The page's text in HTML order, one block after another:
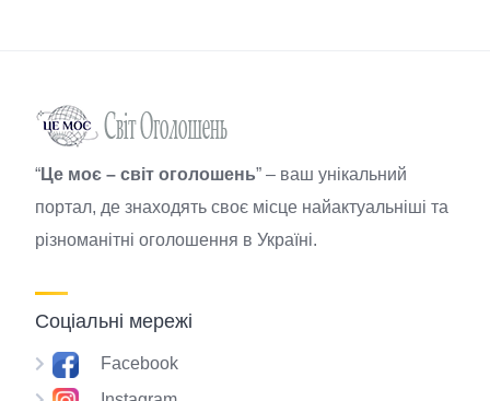
“Це моє – світ оголошень” – ваш унікальний
портал, де знаходять своє місце найактуальніші та
різноманітні оголошення в Україні.
Соціальні мережі
Facebook